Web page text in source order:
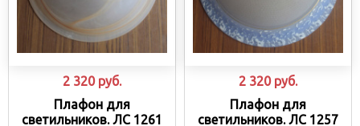
2 320 руб.
Плафон для
светильников. ЛС 1261
2 320 руб.
Плафон для
светильников. ЛС 1257